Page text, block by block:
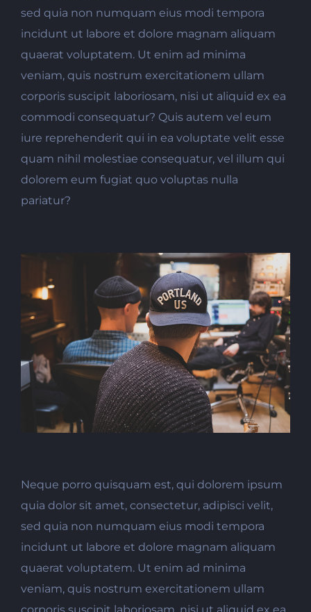
sed quia non numquam eius modi tempora
incidunt ut labore et dolore magnam aliquam
quaerat voluptatem. Ut enim ad minima
veniam, quis nostrum exercitationem ullam
corporis suscipit laboriosam, nisi ut aliquid ex ea
commodi consequatur? Quis autem vel eum
iure reprehenderit qui in ea voluptate velit esse
quam nihil molestiae consequatur, vel illum qui
dolorem eum fugiat quo voluptas nulla
pariatur?
Neque porro quisquam est, qui dolorem ipsum
quia dolor sit amet, consectetur, adipisci velit,
sed quia non numquam eius modi tempora
incidunt ut labore et dolore magnam aliquam
quaerat voluptatem. Ut enim ad minima
veniam, quis nostrum exercitationem ullam